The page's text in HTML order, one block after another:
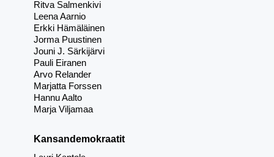
Ritva Salmenkivi
Leena Aarnio
Erkki Hämäläinen
Jorma Puustinen
Jouni J. Särkijärvi
Pauli Eiranen
Arvo Relander
Marjatta Forssen
Hannu Aalto
Marja Viljamaa
Kansandemokraatit